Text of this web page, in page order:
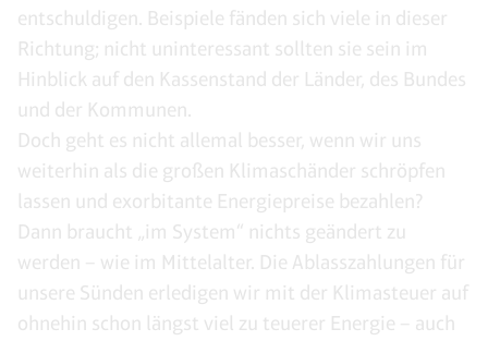
entschuldigen. Beispiele fänden sich viele in dieser
Richtung; nicht uninteressant sollten sie sein im
Hinblick auf den Kassenstand der Länder, des Bundes
und der Kommunen.
Doch geht es nicht allemal besser, wenn wir uns
weiterhin als die großen Klimaschänder schröpfen
lassen und exorbitante Energiepreise bezahlen?
Dann braucht „im System“ nichts geändert zu
werden – wie im Mittelalter. Die Ablasszahlungen für
unsere Sünden erledigen wir mit der Klimasteuer auf
ohnehin schon längst viel zu teuerer Energie – auch